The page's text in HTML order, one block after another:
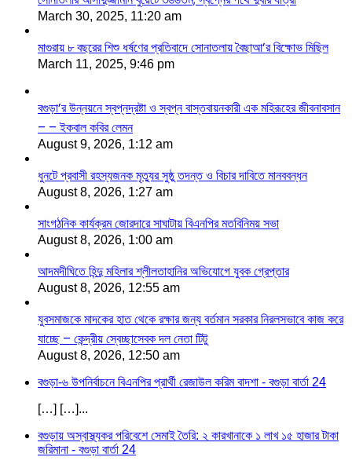
March 30, 2025, 11:20 am
মাগুরায় ৮ বছরের শিশু ধর্ষণের প্রতিবাদে সোনাতলায় বৈছাআ’র বিক্ষোভ মিছিল
March 11, 2025, 9:46 pm
বগুড়া’র উন্নয়নে স্বপ্নদ্রষ্টা ও স্বপ্ন বাস্তবায়নকারী এক মহিরূহের জীবনাবসান
– – ইকবাল কবির লেমন
August 9, 2026, 1:12 am
ধুনটে প্রবাসী রহস্যজনক মৃত্যুর সুষ্ঠু তদন্ত ও বিচার দাবিতে মানববন্ধন
August 8, 2026, 1:27 am
সাংগঠনিক কার্যক্রম জোরদারে সাঘাটায় বিএনপির মতবিনিময় সভা
August 8, 2026, 1:00 am
আদমদীঘিতে হিন্দু মহিলার শ্লীলতাহানির অভিযোগে যুবক গ্রেপ্তার
August 8, 2026, 12:55 am
যুবসমাজকে মাদকের হাত থেকে রক্ষার জন্য বর্তমান সরকার নিরলসভাবে কাজ করে
যাচ্ছে – কেন্দ্রীয় স্বেচ্ছাসেবক দল নেতা টিটু
August 8, 2026, 12:50 am
বগুড়া-৬ উপনির্বাচনে বিএনপির প্রার্থী রেজাউল করিম বাদশা - বগুড়া বার্তা 24
[…] […]...
বগুড়ায় অস্বাস্থ্যকর পরিবেশে সেমাই তৈরি: ২ কারখানাকে ১ লাখ ১৫ হাজার টাকা
জরিমানা - বগুড়া বার্তা 24